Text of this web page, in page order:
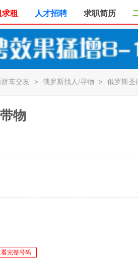
租 人才招聘 求职简历
车交友 > 俄罗斯找人/寻物 > 俄罗斯圣
物
完整号码